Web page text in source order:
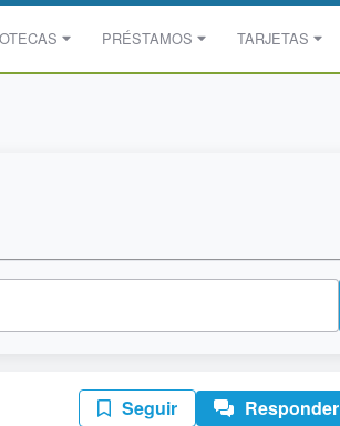
PRÉSTAMOS TARJETAS
Seguir Responder